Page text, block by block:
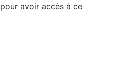
pour avoir accès à ce